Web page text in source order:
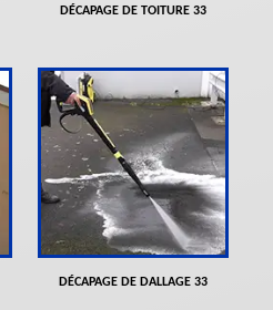
DÉCAPAGE DE TOITURE 33
DÉCAPAGE DE DALLAGE 33